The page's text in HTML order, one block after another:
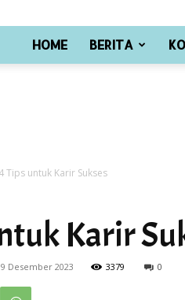
HOME BERITA
4 Tips untuk Karir Sukses
Karir
9 Desember 2023 3379 0